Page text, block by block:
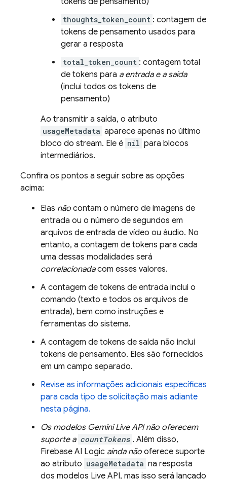
thoughts_token_count : contagem de
tokens de pensamento usados para
gerar a resposta
total_token_count : contagem total
de tokens para a entrada e a saída
(inclui todos os tokens de
pensamento)
Ao transmitir a saída, o atributo
usageMetadata aparece apenas no último
bloco do stream. Ele é nil para blocos
intermediários.
Confira os pontos a seguir sobre as opções
acima:
Elas não contam o número de imagens de
entrada ou o número de segundos em
arquivos de entrada de vídeo ou áudio. No
entanto, a contagem de tokens para cada
uma dessas modalidades será
correlacionadacom esses valores.
A contagem de tokens de entrada inclui o
comando (texto e todos os arquivos de
entrada), bem como instruções e
ferramentas do sistema.
A contagem de tokens de saída não inclui
tokens de pensamento. Eles são fornecidos
em um campo separado.
Revise as informações adicionais específicas
para cada tipo de solicitação mais adiante
nesta página.
Os modelos Gemini Live APInão oferecem
suporte a countTokens . Além disso,
Firebase AI Logic ainda não oferece suporte
ao atributo usageMetadata na resposta
dos modelos Live API, mas isso será lançado